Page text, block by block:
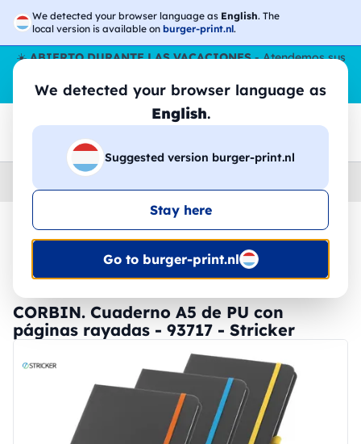
We detected your browser language as English. The
local version is available on burger-print.nl.
We detected your browser language as
English.
Suggested version burger-print.nl
Stay here
Go to burger-print.nl
☀️ABIERTO DURANTE LAS VACACIONES- Atendemos sus
pedidos durante todo el verano, incluso en agosto.
Sin parar
😎🌴
Home
🔥 -30% de impresión DTF
CORBIN. Cuaderno A5 de PU con
páginas rayadas - 93717 - Stricker